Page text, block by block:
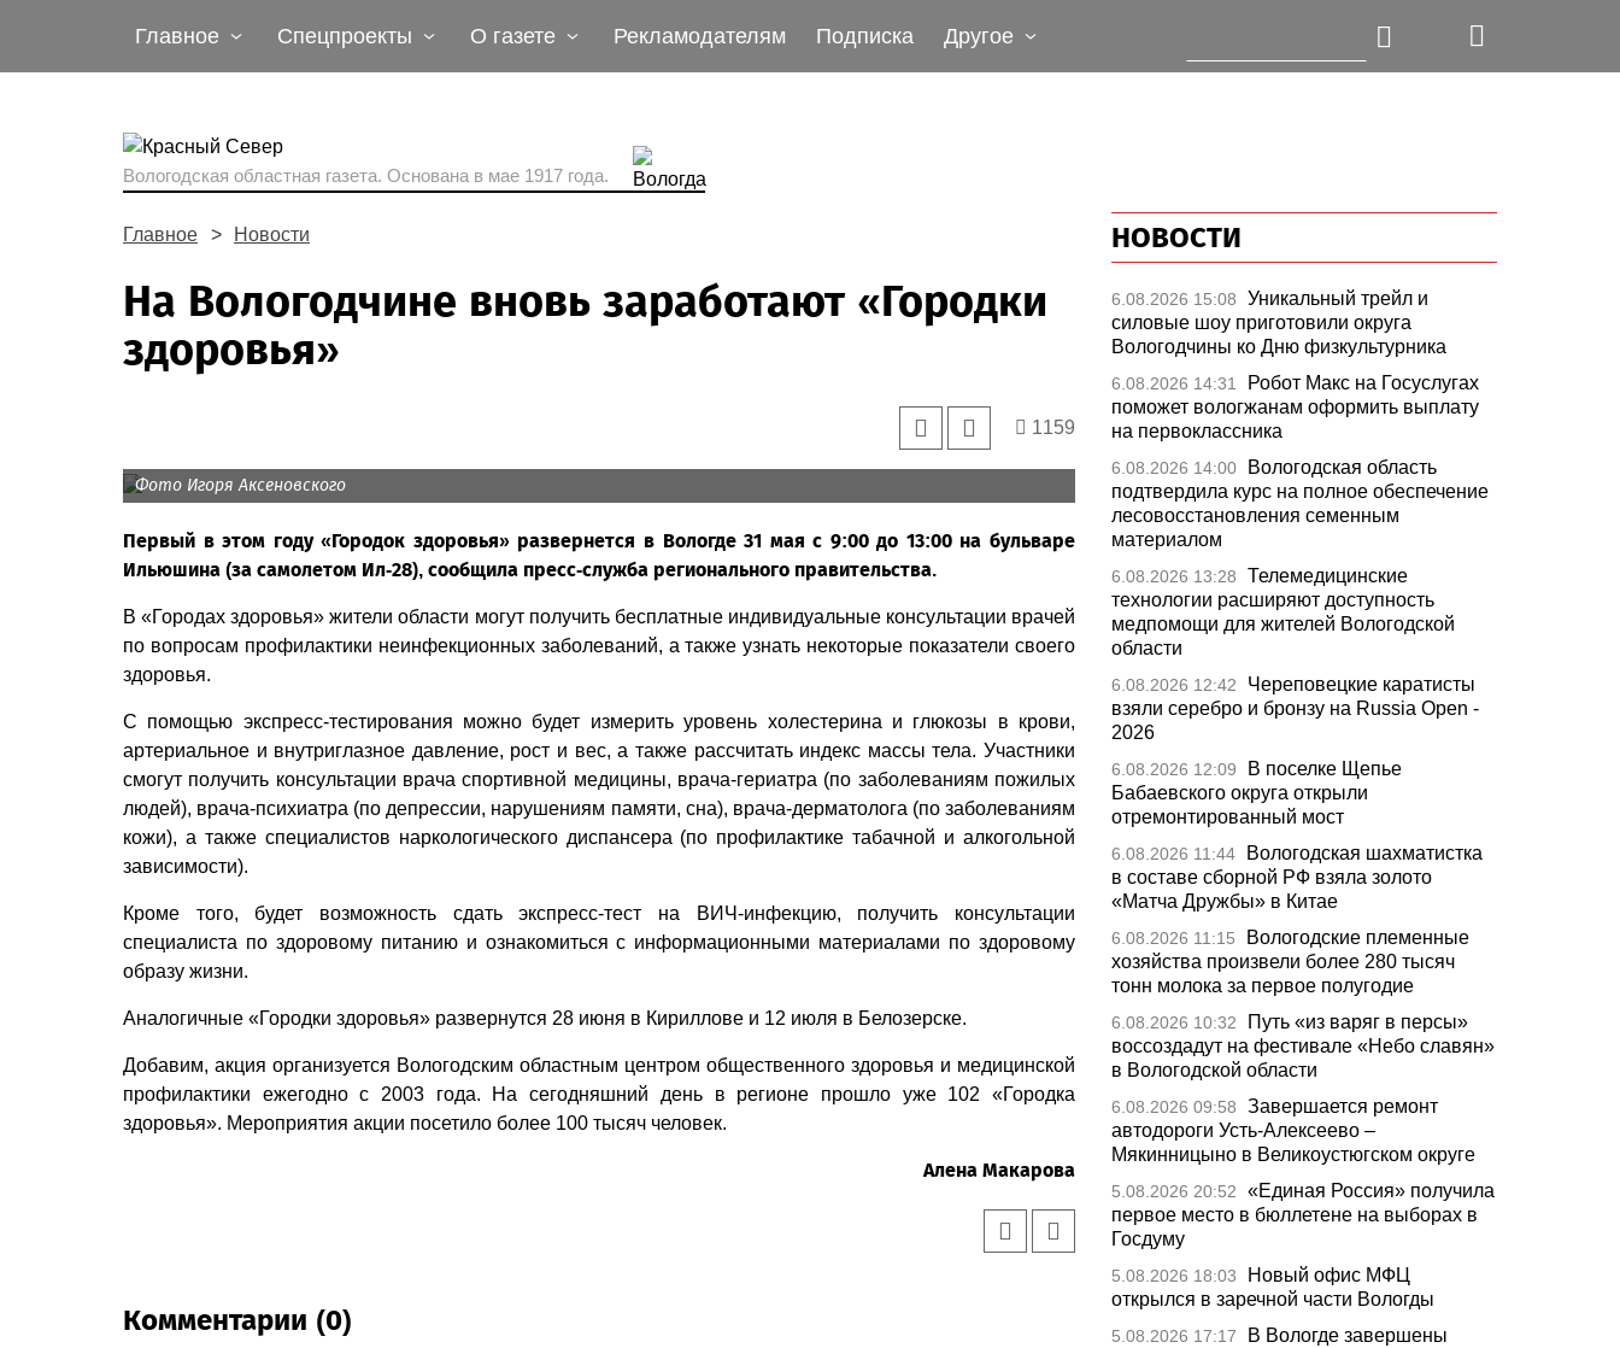
Главное Спецпроекты О газете Рекламодателям Подписка Другое
Вологодская областная газета. Основана в мае 1917 года.
Главное Новости
На Вологодчине вновь заработают «Городки
здоровья»
1159
Фото Игоря Аксеновского
Первый в этом году «Городок здоровья» развернется в Вологде 31 мая с 9:00 до 13:00 на бульваре
Ильюшина (за самолетом Ил-28), сообщила пресс-служба регионального правительства.
В «Городах здоровья» жители области могут получить бесплатные индивидуальные консультации врачей
по вопросам профилактики неинфекционных заболеваний, а также узнать некоторые показатели своего
здоровья.
С помощью экспресс-тестирования можно будет измерить уровень холестерина и глюкозы в крови,
артериальное и внутриглазное давление, рост и вес, а также рассчитать индекс массы тела. Участники
смогут получить консультации врача спортивной медицины, врача-гериатра (по заболеваниям пожилых
людей), врача-психиатра (по депрессии, нарушениям памяти, сна), врача-дерматолога (по заболеваниям
кожи), а также специалистов наркологического диспансера (по профилактике табачной и алкогольной
зависимости).
Кроме того, будет возможность сдать экспресс-тест на ВИЧ-инфекцию, получить консультации
специалиста по здоровому питанию и ознакомиться с информационными материалами по здоровому
образу жизни.
Аналогичные «Городки здоровья» развернутся 28 июня в Кириллове и 12 июля в Белозерске.
Добавим, акция организуется Вологодским областным центром общественного здоровья и медицинской
профилактики ежегодно с 2003 года. На сегодняшний день в регионе прошло уже 102 «Городка
здоровья». Мероприятия акции посетило более 100 тысяч человек.
Алена Макарова
Комментарии (0)
НОВОСТИ
6.08.2026 15:08
Уникальный трейл и
силовые шоу приготовили округа
Вологодчины ко Дню физкультурника
6.08.2026 14:31
Робот Макс на Госуслугах
поможет вологжанам оформить выплату
на первоклассника
6.08.2026 14:00
Вологодская область
подтвердила курс на полное обеспечение
лесовосстановления семенным
материалом
6.08.2026 13:28
Телемедицинские
технологии расширяют доступность
медпомощи для жителей Вологодской
области
6.08.2026 12:42
Череповецкие каратисты
взяли серебро и бронзу на Russia Open -
2026
6.08.2026 12:09
В поселке Щепье
Бабаевского округа открыли
отремонтированный мост
6.08.2026 11:44
Вологодская шахматистка
в составе сборной РФ взяла золото
«Матча Дружбы» в Китае
6.08.2026 11:15
Вологодские племенные
хозяйства произвели более 280 тысяч
тонн молока за первое полугодие
6.08.2026 10:32
Путь «из варяг в персы»
воссоздадут на фестивале «Небо славян»
в Вологодской области
6.08.2026 09:58
Завершается ремонт
автодороги Усть-Алексеево –
Мякинницыно в Великоустюгском округе
5.08.2026 20:52
«Единая Россия» получила
первое место в бюллетене на выборах в
Госдуму
5.08.2026 18:03
Новый офис МФЦ
открылся в заречной части Вологды
5.08.2026 17:17
В Вологде завершены